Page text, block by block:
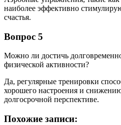
наиболее эффективно
счастья.
Вопрос 5
Можно ли достичь
физической активности?
Да, регулярные тренировки
хорошего настроения и
долгосрочной перспективе.
Похожие записи: